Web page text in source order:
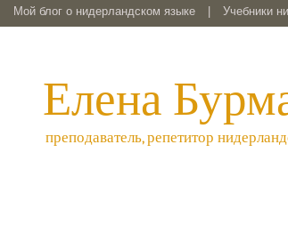
Мой блог о нидерландском языке Учебники
Елена
преподаватель, репетитор